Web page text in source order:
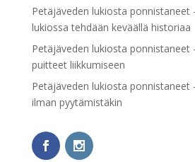
Petäjäveden lukiosta ponnistaneet
lukiossa tehdään keväällä historiaa
Petäjäveden lukiosta ponnistaneet
puitteet liikkumiseen
Petäjäveden lukiosta ponnistaneet
ilman pyytämistäkin